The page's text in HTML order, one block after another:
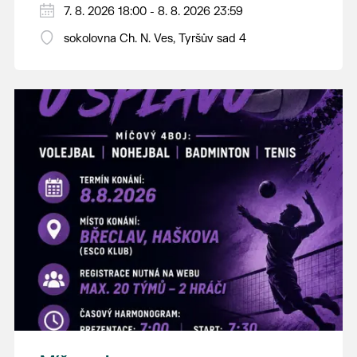
PÁTEK 7. srpna
18:00 - ruční stavění máje
14:00 - krojový průvod pro stárky od
hostince “U Buvola”
16:00 - odpolední zábava na sokolovně
21:00 - večerní zábava
K tanci a poslechu bude hrát DH
Lanžhotčané.
Těšíme se na Vás!
7. 8. 2026 18:00 - 8. 8. 2026 23:59
sokolovna Ch. N. Ves, Tyršův sad 4